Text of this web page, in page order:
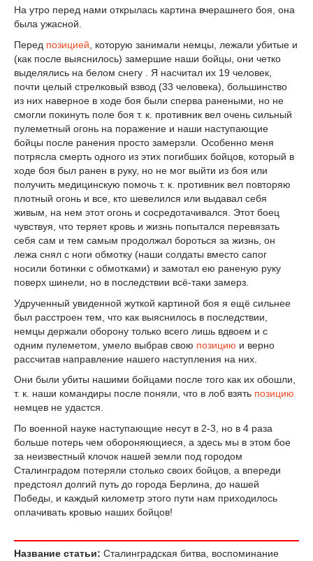
На утро перед нами открылась картина вчерашнего боя, она
была ужасной.
Перед позицией , которую занимали немцы, лежали убитые и
(как после выяснилось) замершие наши бойцы, они четко
выделялись на белом снегу . Я насчитал их 19 человек,
почти целый стрелковый взвод (33 человека), большинство
из них наверное в ходе боя были сперва ранеными, но не
смогли покинуть поле боя т. к. противник вел очень сильный
пулеметный огонь на поражение и наши наступающие
бойцы после ранения просто замерзли. Особенно меня
потрясла смерть одного из этих погибших бойцов, который в
ходе боя был ранен в руку, но не мог выйти из боя или
получить медицинскую помочь т. к. противник вел повторяю
плотный огонь и все, кто шевелился или выдавал себя
живым, на нем этот огонь и сосредотачивался. Этот боец
чувствуя, что теряет кровь и жизнь попытался перевязать
себя сам и тем самым продолжал бороться за жизнь, он
лежа снял с ноги обмотку (наши солдаты вместо сапог
носили ботинки с обмотками) и замотал ею раненую руку
поверх шинели, но в последствии всё-таки замерз.
Удрученный увиденной жуткой картиной боя я ещё сильнее
был расстроен тем, что как выяснилось в последствии,
немцы держали оборону только всего лишь вдвоем и с
одним пулеметом, умело выбрав свою позицию и верно
рассчитав направление нашего наступления на них.
Они были убиты нашими бойцами после того как их обошли,
т. к. наши командиры после поняли, что в лоб взять позицию
немцев не удастся.
По военной науке наступающие несут в 2-3, но в 4 раза
больше потерь чем обороняющиеся, а здесь мы в этом бое
за неизвестный клочок нашей земли под городом
Сталинградом потеряли столько своих бойцов, а впереди
предстоял долгий путь до города Берлина, до нашей
Победы, и каждый километр этого пути нам приходилось
оплачивать кровью наших бойцов!
Название статьи: Сталинградская битва, воспоминание